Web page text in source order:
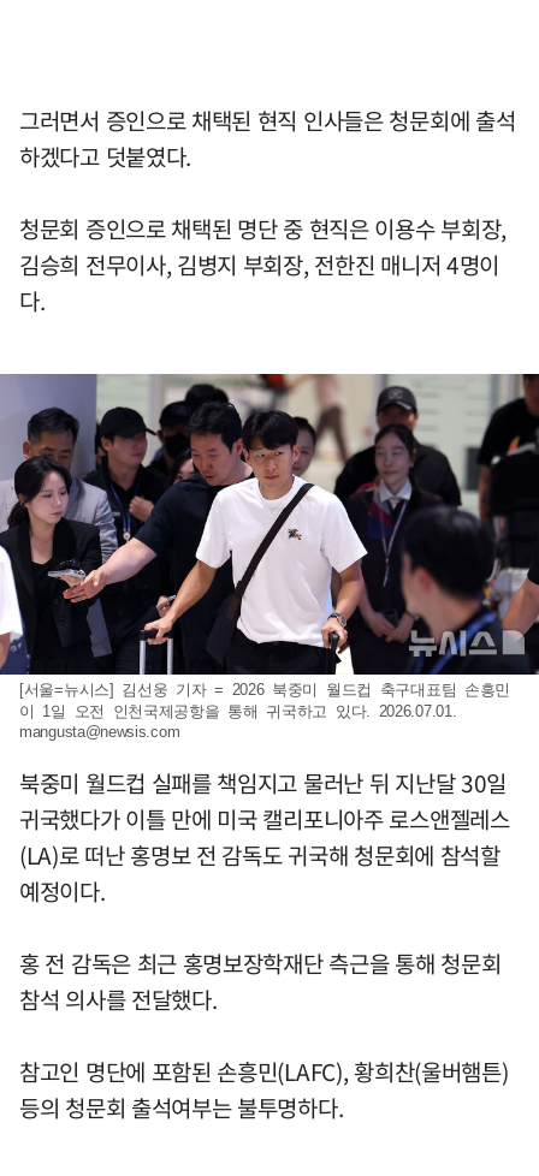
그러면서 증인으로 채택된 현직 인사들은 청문회에 출석
하겠다고 덧붙였다.
청문회 증인으로 채택된 명단 중 현직은 이용수 부회장,
김승희 전무이사, 김병지 부회장, 전한진 매니저 4명이
다.
[서울=뉴시스] 김선웅 기자 = 2026 북중미 월드컵 축구대표팀 손흥민
이 1일 오전 인천국제공항을 통해 귀국하고 있다. 2026.07.01.
mangusta@newsis.com
북중미 월드컵 실패를 책임지고 물러난 뒤 지난달 30일
귀국했다가 이틀 만에 미국 캘리포니아주 로스앤젤레스
(LA)로 떠난 홍명보 전 감독도 귀국해 청문회에 참석할
예정이다.
홍 전 감독은 최근 홍명보장학재단 측근을 통해 청문회
참석 의사를 전달했다.
참고인 명단에 포함된 손흥민(LAFC), 황희찬(울버햄튼)
등의 청문회 출석여부는 불투명하다.